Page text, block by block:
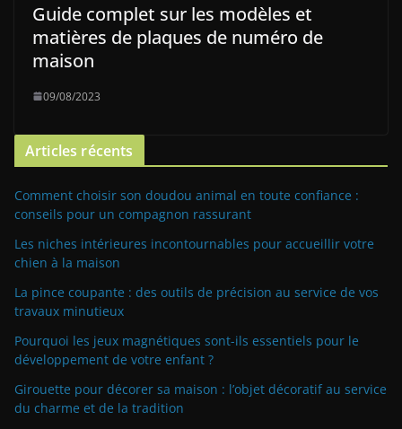
Guide complet sur les modèles et
matières de plaques de numéro de
maison
09/08/2023
Articles récents
Comment choisir son doudou animal en toute confiance :
conseils pour un compagnon rassurant
Les niches intérieures incontournables pour accueillir votre
chien à la maison
La pince coupante : des outils de précision au service de vos
travaux minutieux
Pourquoi les jeux magnétiques sont-ils essentiels pour le
développement de votre enfant ?
Girouette pour décorer sa maison : l’objet décoratif au service
du charme et de la tradition